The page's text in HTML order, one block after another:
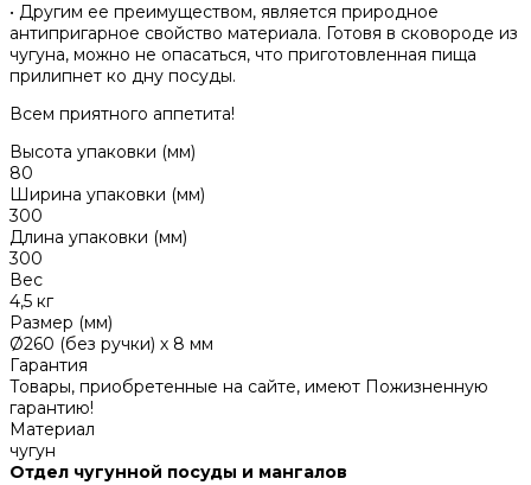
• Другим ее преимуществом, является природное
антипригарное свойство материала. Готовя в сковороде из
чугуна, можно не опасаться, что приготовленная пища
прилипнет ко дну посуды.
Всем приятного аппетита!
Высота упаковки (мм)
80
Ширина упаковки (мм)
300
Длина упаковки (мм)
300
Вес
4,5 кг
Размер (мм)
Ø260 (без ручки) х 8 мм
Гарантия
Товары, приобретенные на сайте, имеют Пожизненную
гарантию!
Материал
чугун
Отдел чугунной посуды и мангалов